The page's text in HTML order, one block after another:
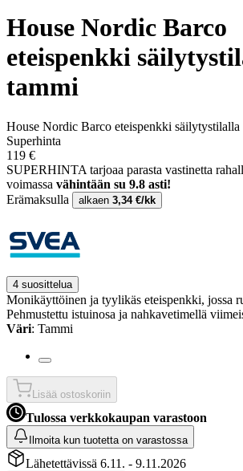
House Nordic Barco
eteispenkki
tammi
House Nordic Barco eteispenkki säilytystilalla
Superhinta
119 €
SUPERHINTA tarjoaa parasta vastinetta
voimassa vähintään su 9.8 asti!
Erämaksulla
alkaen 3,34 €/kk
4 suosittelua
Monikäyttöinen ja tyylikäs eteispenkki, jossa
Pehmustettu istuinosa ja nahkavetimellä
Väri: Tammi
Lisää ostoskoriin
Tulossa verkkokaupan varastoon
Ilmoita kun tuotetta on varastossa
Lähetettävissä 6.11. - 9.11.2026